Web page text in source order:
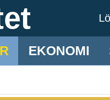
EKONOMI